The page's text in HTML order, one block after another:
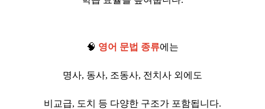
🧠 영어 문법 종류에는
명사, 동사, 조동사, 전치사 외에도
비교급, 도치 등 다양한 구조가 포함됩니다.